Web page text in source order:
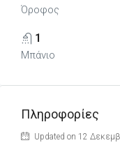
Όροφος
1
Μπάνιο
Πληροφορίες
Updated on 12